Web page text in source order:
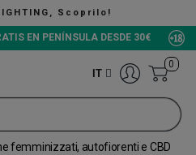
The Green Bucket CBD,
EN PENÍNSULA DESDE 30€
IT
0
femminizzati, autofiorenti e CBD